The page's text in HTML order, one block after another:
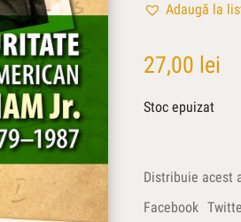
Adaugă la
27,00 lei
Stoc epuizat
Distribuie acest
Facebook